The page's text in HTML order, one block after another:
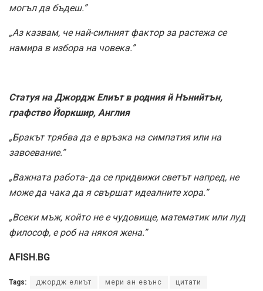
могъл да бъдеш.”
„Аз казвам, че най-силният фактор за растежа се
намира в избора на човека.”
Статуя на Джордж Елиът в родния й Нънийтън,
графство Йоркшир, Англия
„Бракът трябва да е връзка на симпатия или на
завоевание.”
„Важната работа- да се придвижи светът напред, не
може да чака да я свършат идеалните хора.”
„Всеки мъж, който не е чудовище, математик или луд
философ, е роб на някоя жена.”
AFISH.BG
Tags: джордж елиът мери ан евънс цитати